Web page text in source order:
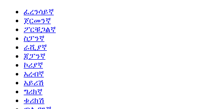
ፈረንሳይኛ
ጀርመንኛ
ፖርቹጋልኛ
ስፓንኛ
ራሺያኛ
ጃፓንኛ
ኮሪያኛ
አረብኛ
አይሪሽ
ግሪክኛ
ቱሪክሽ